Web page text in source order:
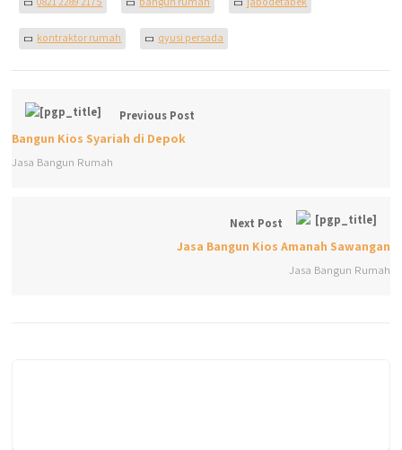
kontraktor rumah qyusi persada
Previous Post
Bangun Kios Syariah di Depok
Jasa Bangun Rumah
Next Post
Jasa Bangun Kios Amanah Sawangan
Jasa Bangun Rumah